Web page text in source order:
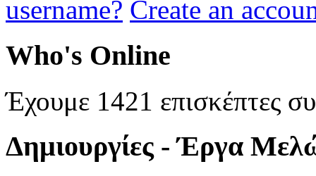
username? Create an
Who's Online
Έχουμε 1421 επισκέπτες
Δημιουργίες - Έργα